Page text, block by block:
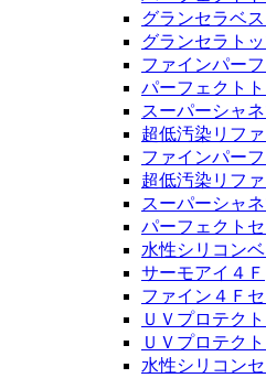
グランセラベ
グランセラト
ファインパー
パーフェクト
スーパーシャ
超低汚染リフ
ファインパー
超低汚染リフ
スーパーシャ
パーフェクト
水性シリコンベ
サーモアイ４Ｆ
ファイン４Ｆ
ＵＶプロテク
ＵＶプロテク
水性シリコン